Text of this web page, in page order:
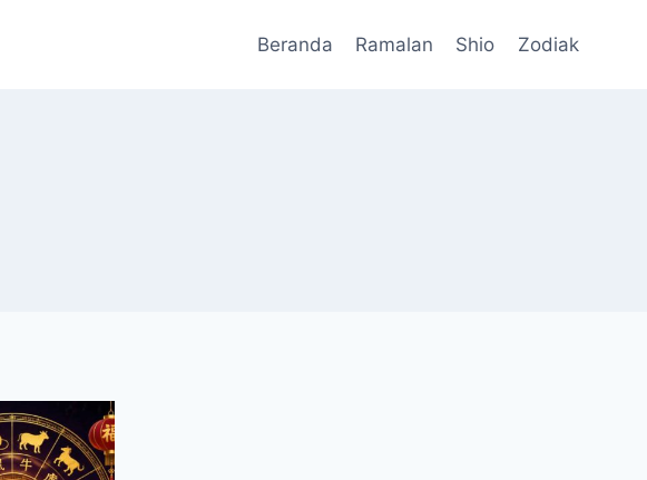
Beranda Ramalan Shio Zodiak